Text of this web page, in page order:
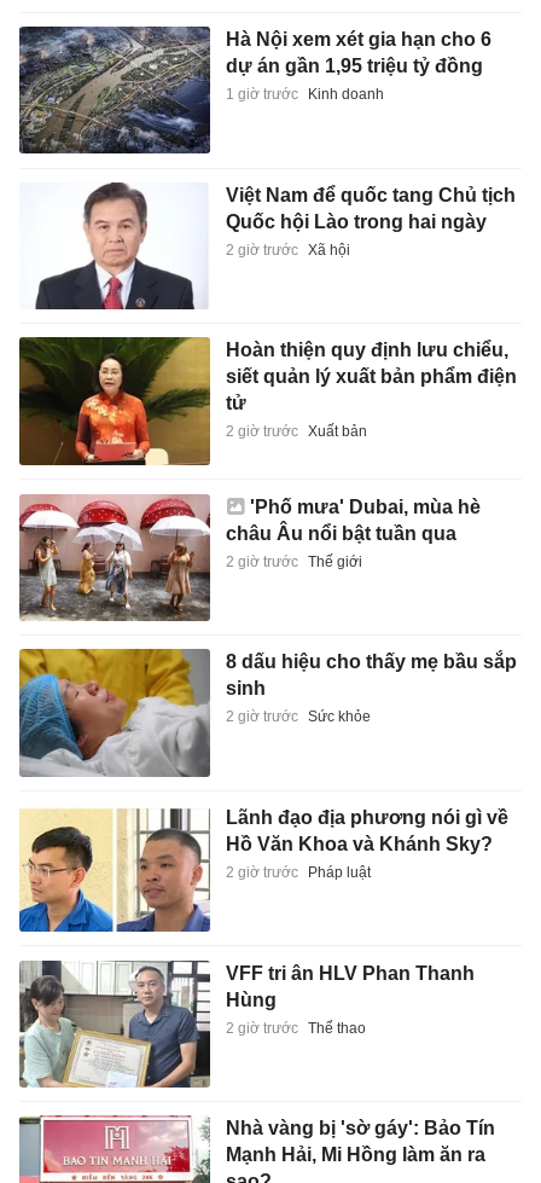
Hà Nội xem xét gia hạn cho 6
dự án gần 1,95 triệu tỷ đồng
1 giờ trước Kinh doanh
Việt Nam để quốc tang Chủ tịch
Quốc hội Lào trong hai ngày
2 giờ trước Xã hội
Hoàn thiện quy định lưu chiểu,
siết quản lý xuất bản phẩm điện
tử
2 giờ trước Xuất bản
'Phố mưa' Dubai, mùa hè
châu Âu nổi bật tuần qua
2 giờ trước Thế giới
8 dấu hiệu cho thấy mẹ bầu sắp
sinh
2 giờ trước Sức khỏe
Lãnh đạo địa phương nói gì về
Hồ Văn Khoa và Khánh Sky?
2 giờ trước Pháp luật
VFF tri ân HLV Phan Thanh
Hùng
2 giờ trước Thể thao
Nhà vàng bị 'sờ gáy': Bảo Tín
Mạnh Hải, Mi Hồng làm ăn ra